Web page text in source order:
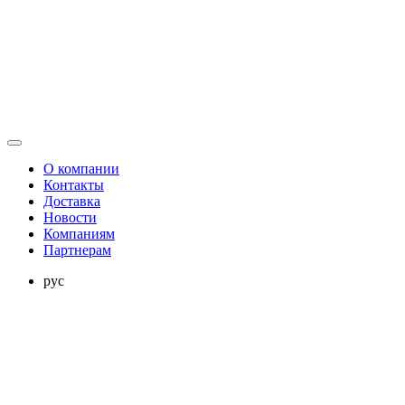
О компании
Контакты
Доставка
Новости
Компаниям
Партнерам
рус